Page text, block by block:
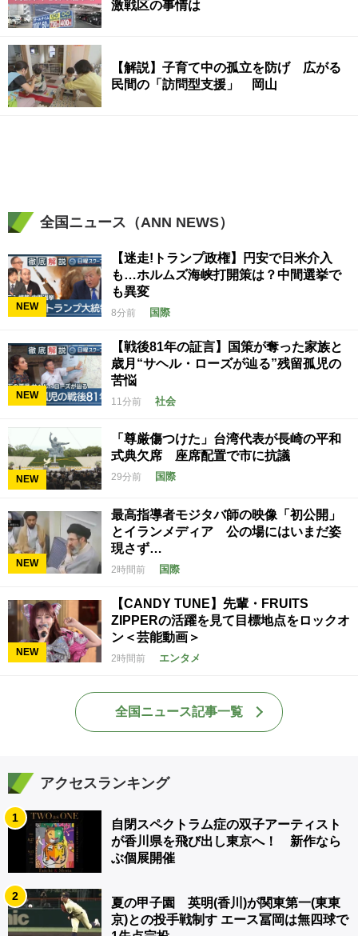
激戦区の事情は
【解説】子育て中の孤立を防げ 広がる
民間の「訪問型支援」 岡山
全国ニュース（ANN NEWS）
NEW
【迷走!トランプ政権】円安で日米介入
も…ホルムズ海峡打開策は？中間選挙で
も異変
8分前 国際
NEW
【戦後81年の証言】国策が奪った家族と
歳月“サヘル・ローズが辿る”残留孤児の
苦悩
11分前 社会
NEW
「尊厳傷つけた」台湾代表が長崎の平和
式典欠席 座席配置で市に抗議
29分前 国際
NEW
最高指導者モジタバ師の映像「初公開」
とイランメディア 公の場にはいまだ姿
現さず…
2時間前 国際
NEW
【CANDY TUNE】先輩・FRUITS
ZIPPERの活躍を見て目標地点をロックオ
ン＜芸能動画＞
2時間前 エンタメ
全国ニュース記事一覧
アクセスランキング
1
自閉スペクトラム症の双子アーティスト
が香川県を飛び出し東京へ！ 新作なら
ぶ個展開催
2
夏の甲子園 英明(香川)が関東第一(東東
京)との投手戦制す エース冨岡は無四球で